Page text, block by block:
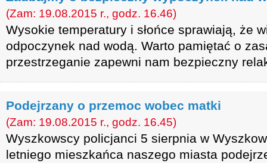
(Zam: 19.08.2015 r., godz. 16.46)
Wysokie temperatury i słońce sprawiają, że
odpoczynek nad wodą. Warto pamiętać o
przestrzeganie zapewni nam bezpieczny
Podejrzany o przemoc wobec matki
(Zam: 19.08.2015 r., godz. 16.45)
Wyszkowscy policjanci 5 sierpnia w
letniego mieszkańca naszego miasta